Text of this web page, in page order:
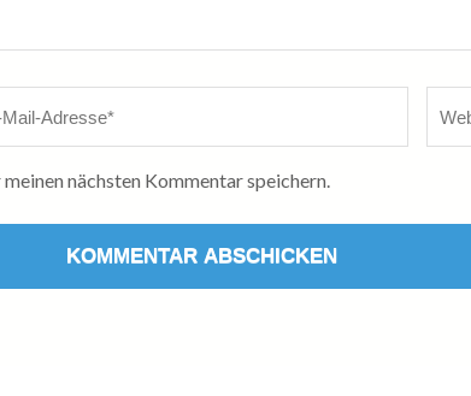
*
nächsten Kommentar speichern.